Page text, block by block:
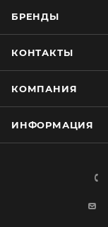
БРЕНДЫ
КОНТАКТЫ
КОМПАНИЯ
ИНФОРМАЦИЯ